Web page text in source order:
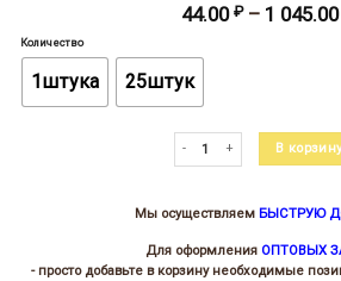
44.00 ₽ – 1 045.00
Количество
1штука 25штук
Количество товара Майер-
В
Мы осуществляем БЫСТРУЮ
Для оформления ОПТОВЫХ
- просто добавьте в корзину необходимые